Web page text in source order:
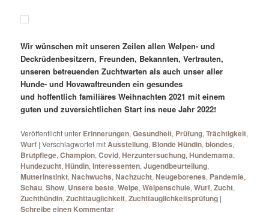
Wir wünschen mit unseren Zeilen allen Welpen- und
Deckrüdenbesitzern, Freunden, Bekannten, Vertrauten,
unseren betreuenden Zuchtwarten als auch unser aller
Hunde- und Hovawaftreunden ein gesundes
und hoffentlich familiäres Weihnachten 2021 mit einem
guten und zuversichtlichen Start ins neue Jahr 2022!
Veröffentlicht unter Erinnerungen,Gesundheit, Prüfung,Trächtigkeit,
Wurf |Verschlagwortet mitAusstellung, Blonde Hündin,blondes,
Brutpflege,Champion,Covid,Herzuntersuchung,Hundemama,
Hundezucht,Hündin,Interessenten,Jugendbeurteilung,
Mutterinstinkt,Nachwuchs,Nachzucht,Neugeborenes, Pandemie,
Schau,Show, Unsere beste,Welpe,Welpenschule,Wurf,Zucht,
Zuchthündin,Zuchttauglichkeit,Zuchttauglichkeitsprüfung |
Schreibe einen Kommentar